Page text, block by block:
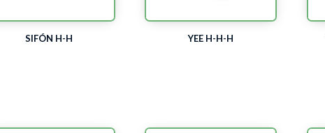
SIFÓN H-H YEE H-H-H